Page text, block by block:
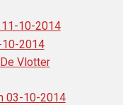
11-10-2014
10-2014
Vlotter
03-10-2014